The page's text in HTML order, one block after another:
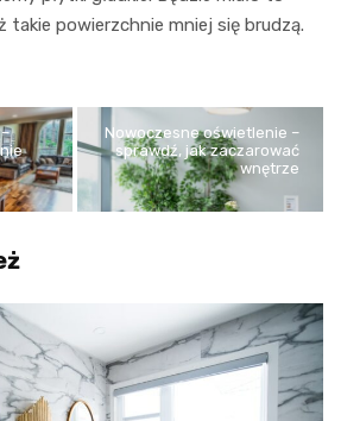
powierzchnie mniej się brudzą.
Nowoczesne oświetlenie –
sprawdź, jak zaczarować
wnętrze